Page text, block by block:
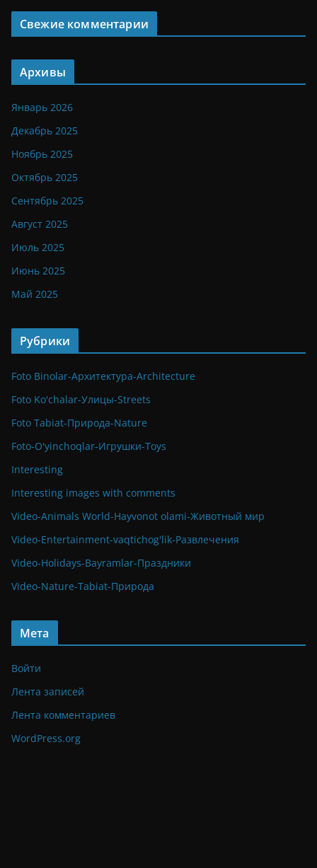
Свежие комментарии
Архивы
Январь 2026
Декабрь 2025
Ноябрь 2025
Октябрь 2025
Сентябрь 2025
Август 2025
Июль 2025
Июнь 2025
Май 2025
Рубрики
Foto Binolar-Архитектура-Architecture
Foto Ko'chalar-Улицы-Streets
Foto Tabiat-Природа-Nature
Foto-O'yinchoqlar-Игрушки-Toys
Interesting
Interesting images with comments
Video-Animals World-Hayvonot olami-Животный мир
Video-Entertainment-vaqtichog'lik-Развлечения
Video-Holidays-Bayramlar-Праздники
Video-Nature-Tabiat-Природа
Мета
Войти
Лента записей
Лента комментариев
WordPress.org